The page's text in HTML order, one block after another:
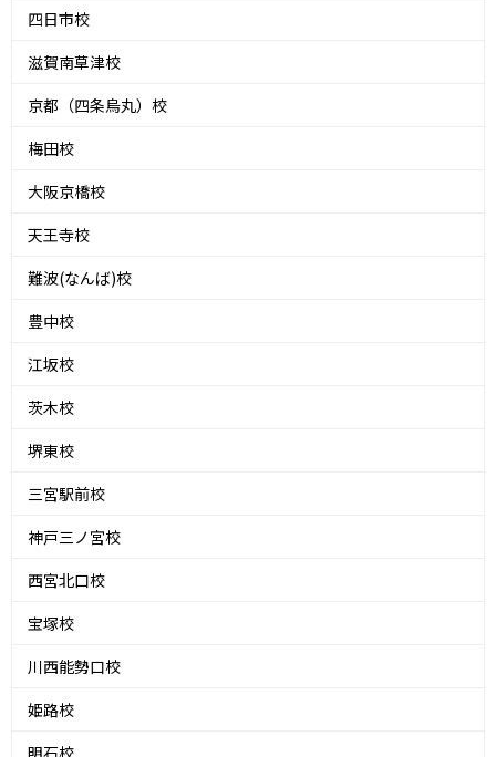
四日市校
滋賀南草津校
京都（四条烏丸）校
梅田校
大阪京橋校
天王寺校
難波(なんば)校
豊中校
江坂校
茨木校
堺東校
三宮駅前校
神戸三ノ宮校
西宮北口校
宝塚校
川西能勢口校
姫路校